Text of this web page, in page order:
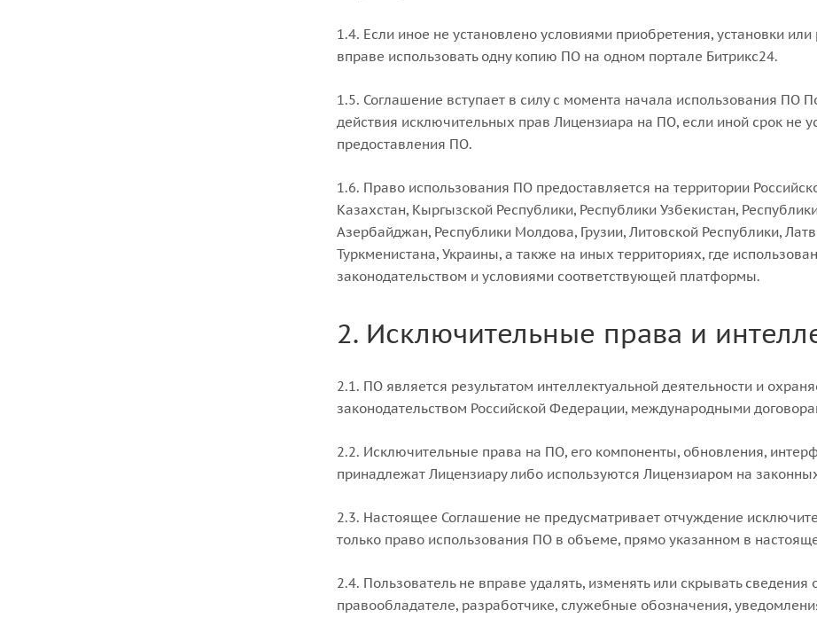
1.4. Если иное не установлено условиями приобретения, установки
вправе использовать одну копию ПО на одном портале Битрикс24.
1.5. Соглашение вступает в силу с момента начала использования ПО
действия исключительных прав Лицензиара на ПО, если иной срок не
предоставления ПО.
1.6. Право использования ПО предоставляется на территории
Казахстан, Кыргызской Республики, Республики Узбекистан,
Азербайджан, Республики Молдова, Грузии, Литовской Республики,
Туркменистана, Украины, а также на иных территориях, где
законодательством и условиями соответствующей платформы.
2. Исключительные права и
2.1. ПО является результатом интеллектуальной деятельности и
законодательством Российской Федерации, международными
2.2. Исключительные права на ПО, его компоненты, обновления,
принадлежат Лицензиару либо используются Лицензиаром на
2.3. Настоящее Соглашение не предусматривает отчуждение
только право использования ПО в объеме, прямо указанном в
2.4. Пользователь не вправе удалять, изменять или скрывать
правообладателе, разработчике, служебные обозначения,